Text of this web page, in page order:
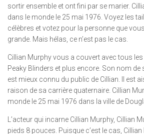
sortir ensemble et ont fini par se marier.
dans le monde le 25 mai 1976. Voyez les
célèbres et votez pour la personne que
grande. Mais hélas, ce n’est pas le cas.
Cillian Murphy vous a couvert avec tous
Peaky Blinders et plus encore. Son nom de
est mieux connu du public de Cillian. Il est
raison de sa carrière quaternaire. Cillian
monde le 25 mai 1976 dans la ville de
L’acteur qui incarne Cillian Murphy, Cillian
pieds 8 pouces. Puisque c’est le cas,